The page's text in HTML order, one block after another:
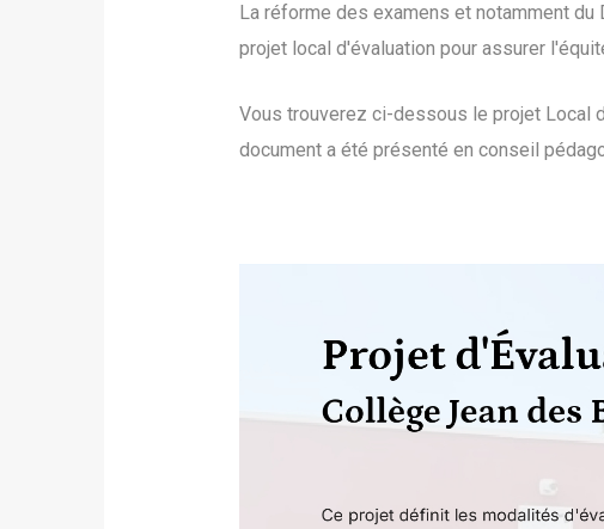
La réforme des examens et notamment du
projet local d'évaluation pour assurer
Vous trouverez ci-dessous le projet Local
document a été présenté en conseil